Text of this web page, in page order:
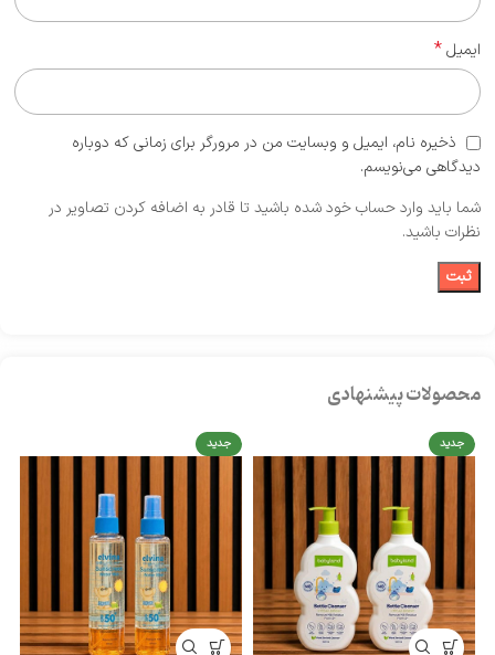
ایمیل*
ذخیره نام، ایمیل و وبسایت من در مرورگر برای زمانی که دوباره
دیدگاهی می‌نویسم.
شما باید وارد حساب خود شده باشید تا قادر به اضافه کردن تصاویر در
نظرات باشید.
محصولات پیشنهادی
جدید جدید